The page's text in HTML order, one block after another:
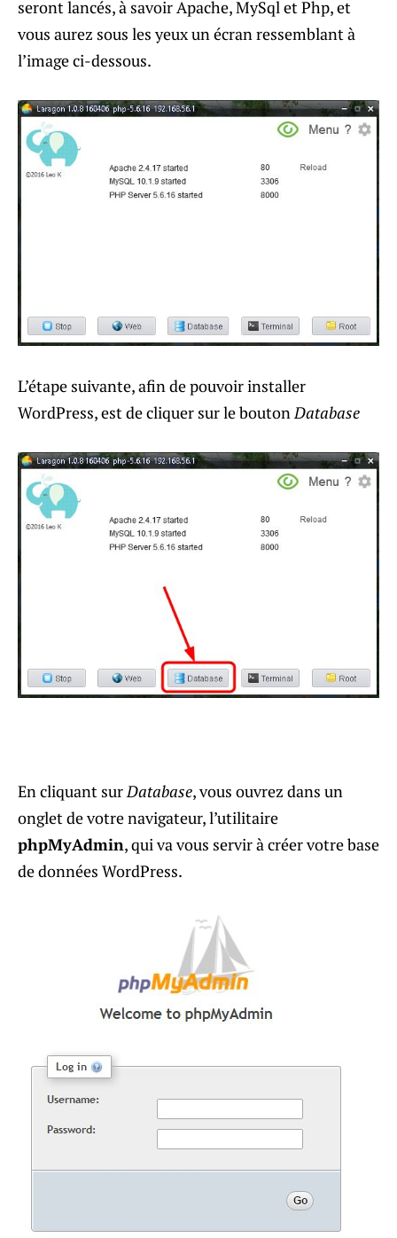
seront lancés, à savoir Apache, MySql et Php, et
vous aurez sous les yeux un écran ressemblant à
l’image ci-dessous.
L’étape suivante, afin de pouvoir installer
WordPress, est de cliquer sur le boutonDatabase
En cliquant surDatabase, vous ouvrez dans un
onglet de votre navigateur, l’utilitaire
phpMyAdmin, qui va vous servir à créer votre base
de données WordPress.